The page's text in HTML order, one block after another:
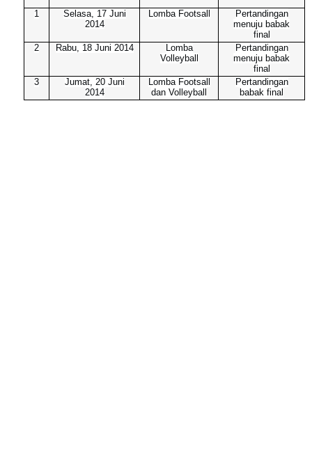
1
Selasa, 17 Juni
2014
Lomba Footsall
Pertandingan
menuju babak
final
2
Rabu, 18 Juni 2014
Lomba
Volleyball
Pertandingan
menuju babak
final
3
Jumat, 20 Juni
2014
Lomba Footsall
dan Volleyball
Pertandingan
babak final